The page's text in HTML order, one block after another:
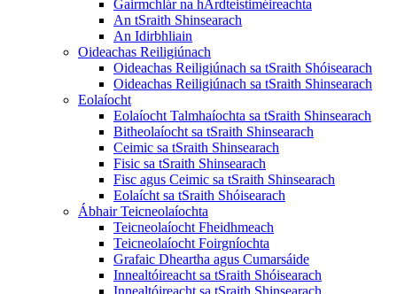
Gairmchlár na hArdteistiméireachta
An tSraith Shinsearach
An Idirbhliain
Oideachas Reiligiúnach
Oideachas Reiligiúnach sa tSraith Shóisearach
Oideachas Reiligiúnach sa tSraith Shinsearach
Eolaíocht
Eolaíocht Talmhaíochta sa tSraith Shinsearach
Bitheolaíocht sa tSraith Shinsearach
Ceimic sa tSraith Shinsearach
Fisic sa tSraith Shinsearach
Fisc agus Ceimic sa tSraith Shinsearach
Eolaícht sa tSraith Shóisearach
Ábhair Teicneolaíochta
Teicneolaíocht Fheidhmeach
Teicneolaíocht Foirgníochta
Grafaic Dheartha agus Cumarsáide
Innealtóireacht sa tSraith Shóisearach
Innealtóireacht sa tSraith Shinsearach